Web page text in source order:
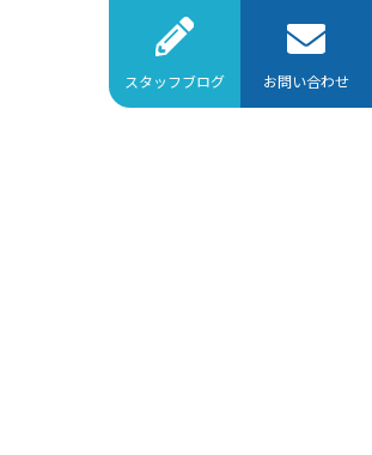
スタッフブログ お問い合わせ